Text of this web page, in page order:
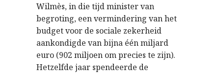
Wilmès, in die tijd minister van
begroting, een vermindering van het
budget voor de sociale zekerheid
aankondigde van bijna één miljard
euro (902 miljoen om precies te zijn).
Hetzelfde jaar spendeerde de